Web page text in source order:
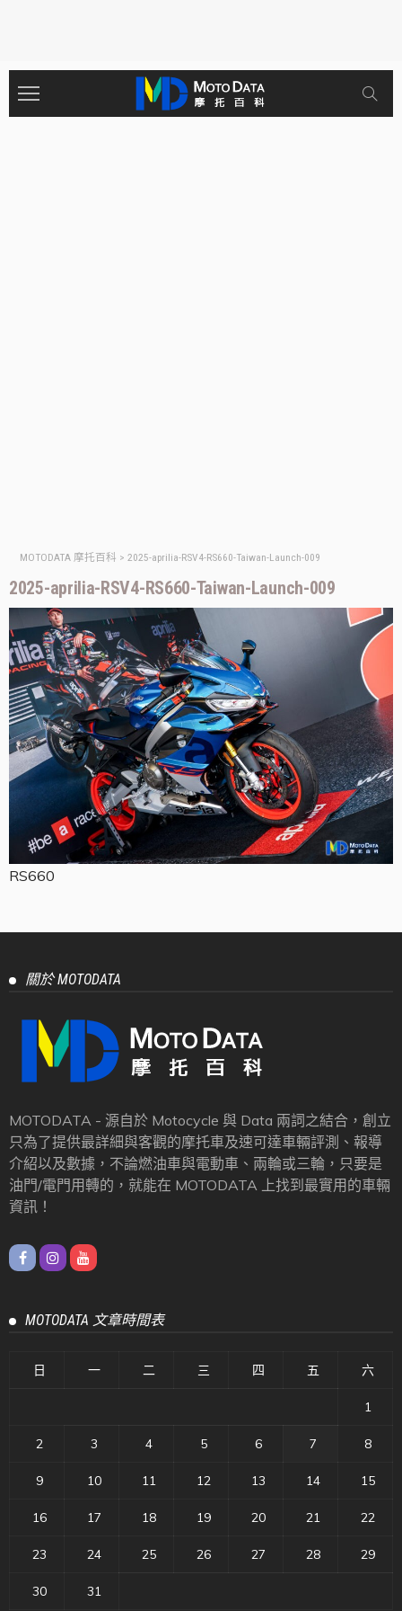
MOTODATA 摩托百科 > 2025-aprilia-RSV4-RS660-Taiwan-Launch-009
2025-aprilia-RSV4-RS660-Taiwan-Launch-009
RS660
關於 MOTODATA
MOTODATA - 源自於 Motocycle 與 Data 兩詞之結合，創立
只為了提供最詳細與客觀的摩托車及速可達車輛評測、報導
介紹以及數據，不論燃油車與電動車、兩輪或三輪，只要是
油門/電門用轉的，就能在 MOTODATA 上找到最實用的車輛
資訊！
MOTODATA 文章時間表
日 一 二 三 四 五 六
1
2 3 4 5 6 7 8
9 10 11 12 13 14 15
16 17 18 19 20 21 22
23 24 25 26 27 28 29
30 31